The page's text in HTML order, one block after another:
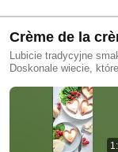
Crème de la
Lubicie tradycyjne
Doskonale wiecie,
crème! 👌